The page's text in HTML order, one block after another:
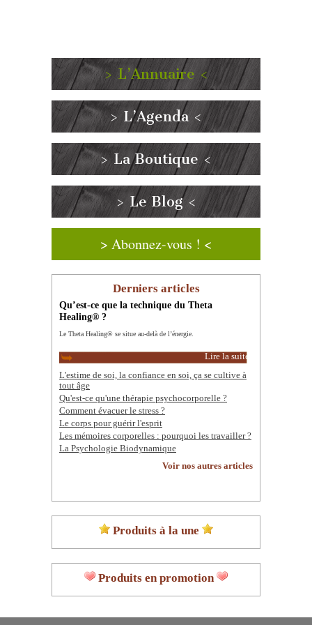
> L’Annuaire <
> L’Agenda <
> La Boutique <
> Le Blog <
> Abonnez-vous ! <
Derniers articles
Qu’est-ce que la technique du Theta
Healing® ?
Le Theta Healing® se situe au-delà de l’énergie.
Lire la suite
L'estime de soi, la confiance en soi, ça se cultive à
tout âge
Qu'est-ce qu'une thérapie psychocorporelle ?
Comment évacuer le stress ?
Le corps pour guérir l'esprit
Les mémoires corporelles : pourquoi les travailler ?
La Psychologie Biodynamique
Voir nos autres articles
Produits à la une
Produits en promotion